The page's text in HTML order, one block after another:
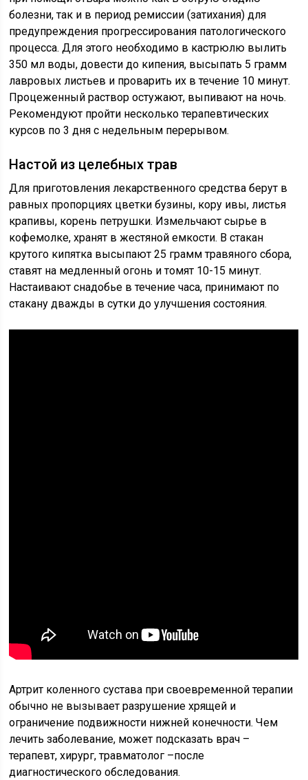
болезни, так и в период ремиссии (затихания) для
предупреждения прогрессирования патологического
процесса. Для этого необходимо в кастрюлю вылить
350 мл воды, довести до кипения, высыпать 5 грамм
лавровых листьев и проварить их в течение 10 минут.
Процеженный раствор остужают, выпивают на ночь.
Рекомендуют пройти несколько терапевтических
курсов по 3 дня с недельным перерывом.
Настой из целебных трав
Для приготовления лекарственного средства берут в
равных пропорциях цветки бузины, кору ивы, листья
крапивы, корень петрушки. Измельчают сырье в
кофемолке, хранят в жестяной емкости. В стакан
крутого кипятка высыпают 25 грамм травяного сбора,
ставят на медленный огонь и томят 10-15 минут.
Настаивают снадобье в течение часа, принимают по
стакану дважды в сутки до улучшения состояния.
Артрит коленного сустава при своевременной терапии
обычно не вызывает разрушение хрящей и
ограничение подвижности нижней конечности. Чем
лечить заболевание, может подсказать врач –
терапевт, хирург, травматолог –после
диагностического обследования.